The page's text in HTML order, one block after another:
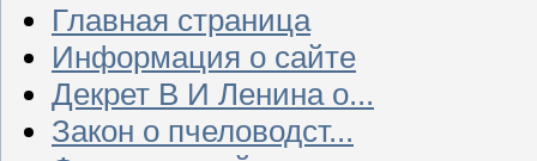
Главная страница
Информация о сайте
Декрет В И Ленина о...
Закон о пчеловодст...